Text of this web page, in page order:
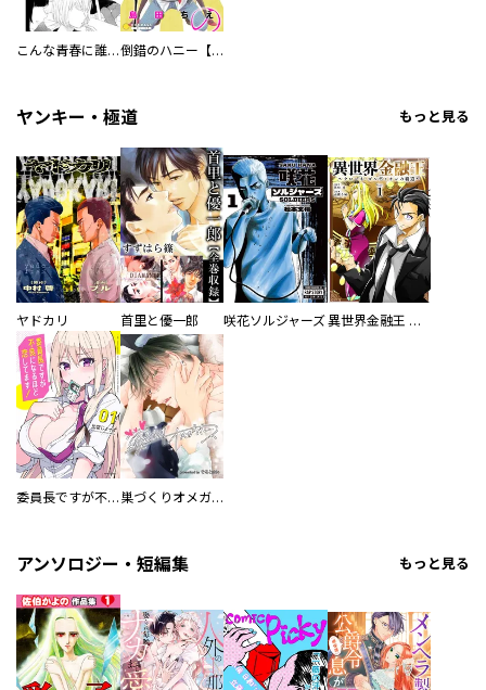
こんな青春に誰がした 倒錯のハニー【コミック版】
ヤンキー・極道 もっと見る
ヤドカリ 首里と優一郎 咲花ソルジャーズ 異世界金融王 ～クローネ・ゴルディオンの覇道～
委員長ですが不良になるほど恋してます！ 巣づくりオメガバース
アンソロジー・短編集 もっと見る